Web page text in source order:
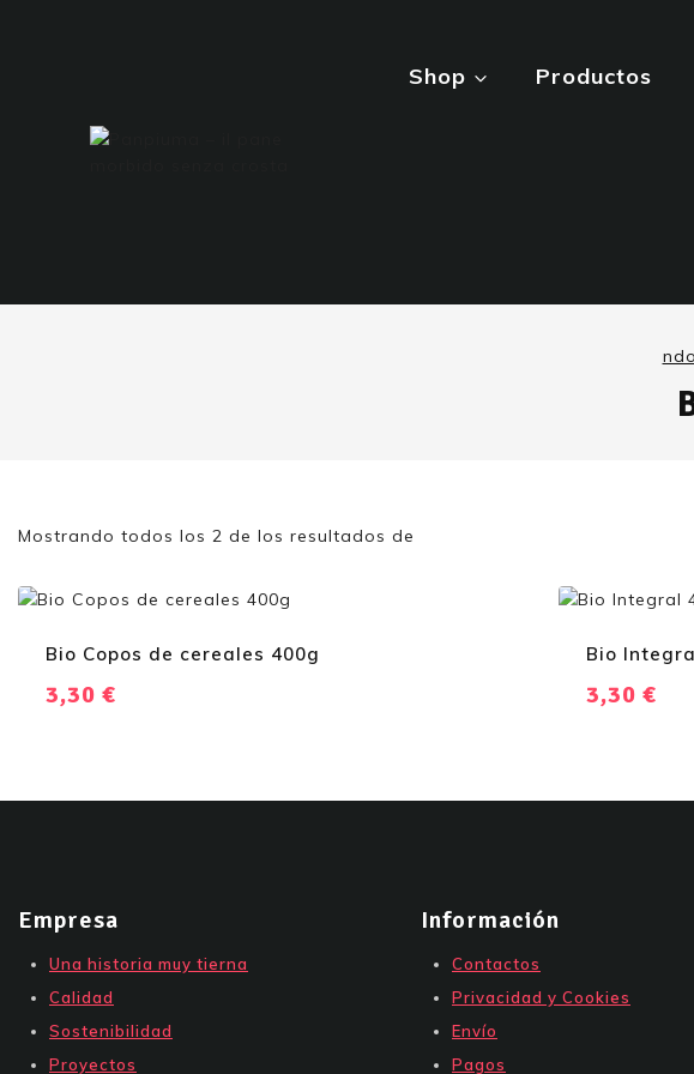
Shop Productos
Mostrando todos los 2 de los resultados de
Bio Copos de cereales 400g
3,30 €
Bio
3,30€
Empresa
Una historia muy tierna
Calidad
Sostenibilidad
Proyectos
Información
Contactos
Privacidad y Cookies
Envío
Pagos